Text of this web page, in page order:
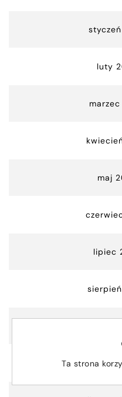
Ta strona
styczeń
luty
maj
lipiec